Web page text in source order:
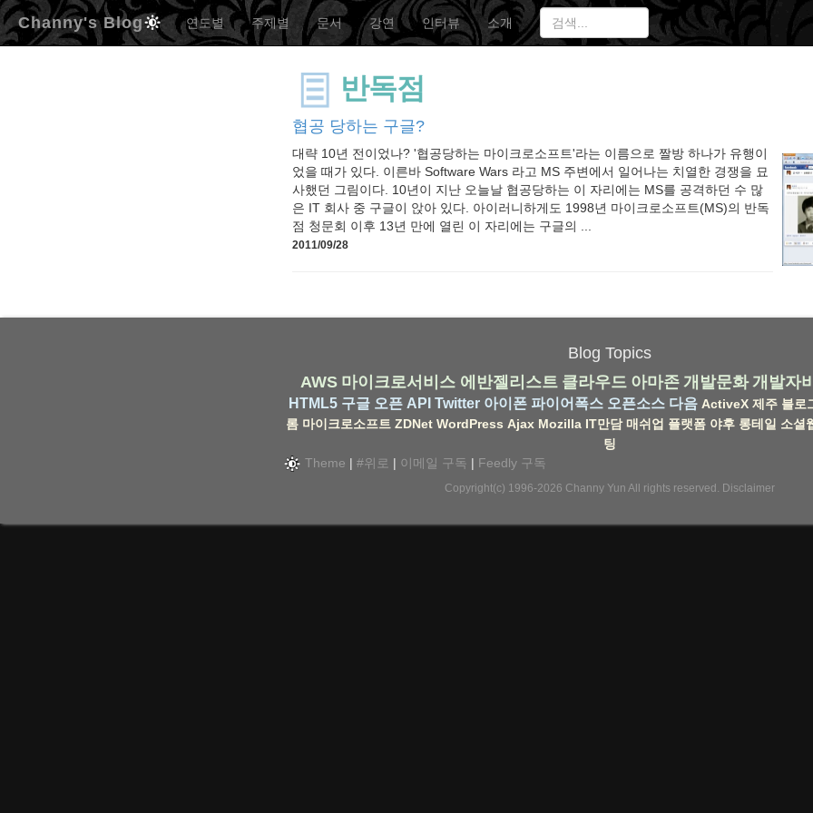
Channy's Blog 연도별 주제별 문서 강연 인터뷰 소개
반독점
협공 당하는 구글?
대략 10년 전이었나? '협공당하는 마이크로소프트'라는 이름으로 짤방 하나가 유행이
었을 때가 있다. 이른바 Software Wars 라고 MS 주변에서 일어나는 치열한 경쟁을 묘
사했던 그림이다. 10년이 지난 오늘날 협공당하는 이 자리에는 MS를 공격하던 수 많
은 IT 회사 중 구글이 앉아 있다. 아이러니하게도 1998년 마이크로소프트(MS)의 반독
점 청문회 이후 13년 만에 열린 이 자리에는 구글의 ...
2011/09/28
Blog Topics
AWS 마이크로서비스 에반젤리스트 클라우드 아마존 개발문화 개발자
HTML5 구글 오픈 API Twitter 아이폰 파이어폭스 오픈소스 다음 ActiveX 제주 블로
롬 마이크로소프트 ZDNet WordPress Ajax Mozilla IT만담 매쉬업 플랫폼 야후 롱테일 소셜
팅
Theme | #위로 | 이메일 구독 | Feedly 구독
Copyright(c) 1996-2026 Channy Yun All rights reserved. Disclaimer